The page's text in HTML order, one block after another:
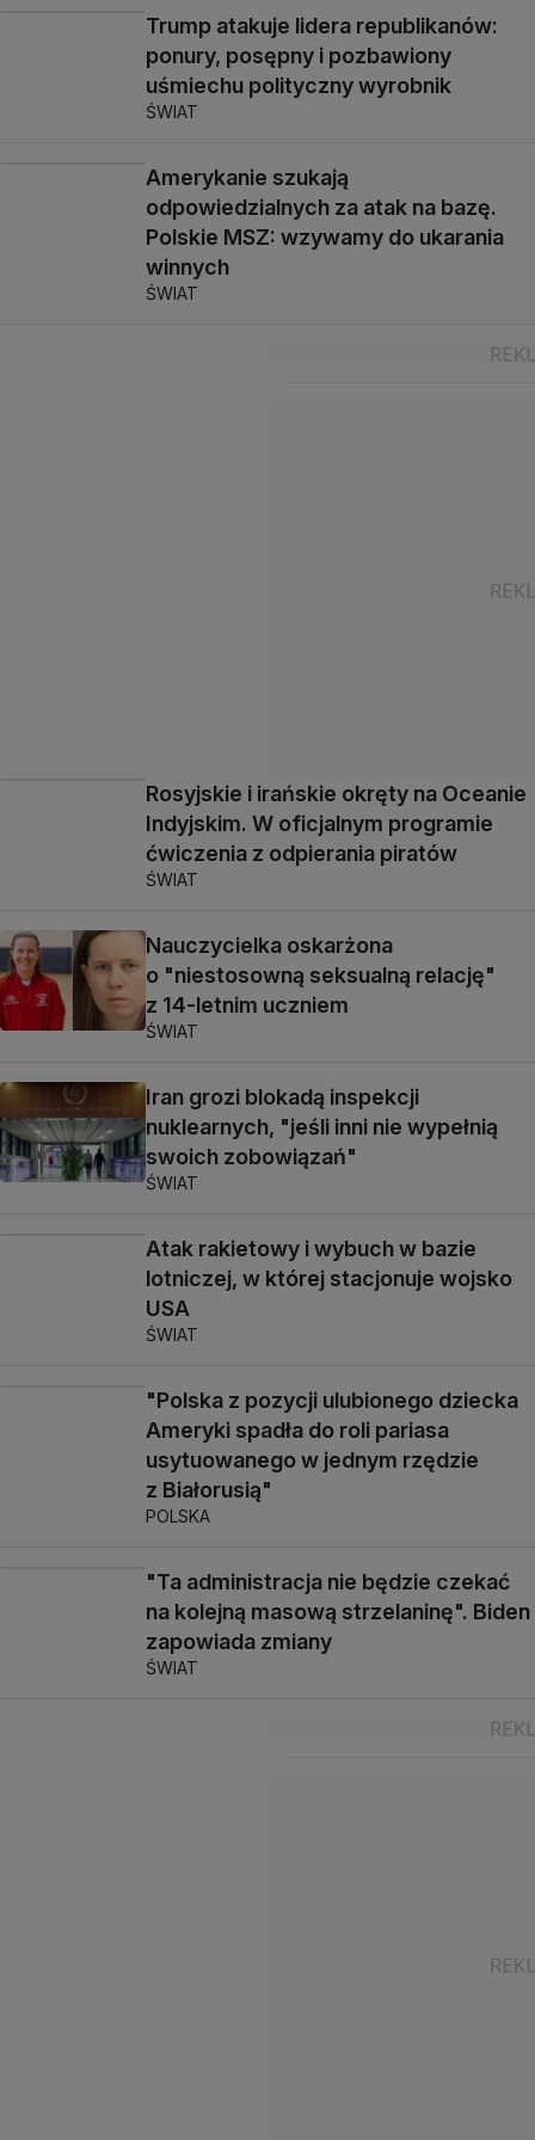
Trump atakuje lidera republikanów:
ponury, posępny i pozbawiony
uśmiechu polityczny wyrobnik
ŚWIAT
Amerykanie szukają
odpowiedzialnych za atak na bazę.
Polskie MSZ: wzywamy do ukarania
winnych
ŚWIAT
Rosyjskie i irańskie okręty na Oceanie
Indyjskim. W oficjalnym programie
ćwiczenia z odpierania piratów
ŚWIAT
Nauczycielka oskarżona
o "niestosowną seksualną relację"
z 14-letnim uczniem
ŚWIAT
Iran grozi blokadą inspekcji
nuklearnych, "jeśli inni nie wypełnią
swoich zobowiązań"
ŚWIAT
Atak rakietowy i wybuch w bazie
lotniczej, w której stacjonuje wojsko
USA
ŚWIAT
"Polska z pozycji ulubionego dziecka
Ameryki spadła do roli pariasa
usytuowanego w jednym rzędzie
z Białorusią"
POLSKA
"Ta administracja nie będzie czekać
na kolejną masową strzelaninę". Biden
zapowiada zmiany
ŚWIAT